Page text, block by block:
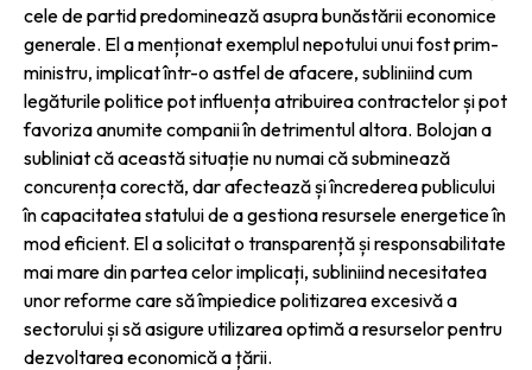
cele de partid predominează asupra bunăstării economice
generale. El a menționat exemplul nepotului unui fost prim-
ministru, implicat într-o astfel de afacere, subliniind cum
legăturile politice pot influența atribuirea contractelor și pot
favoriza anumite companii în detrimentul altora. Bolojan a
subliniat că această situație nu numai că subminează
concurența corectă, dar afectează și încrederea publicului
în capacitatea statului de a gestiona resursele energetice în
mod eficient. El a solicitat o transparență și responsabilitate
mai mare din partea celor implicați, subliniind necesitatea
unor reforme care să împiedice politizarea excesivă a
sectorului și să asigure utilizarea optimă a resurselor pentru
dezvoltarea economică a țării.